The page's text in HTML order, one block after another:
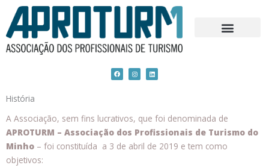
content
F
a
c
I
n
s
m
L
i
n
História
A Associação, sem fins lucrativos, que foi denominada de
APROTURM – Associação dos Profissionais de Turismo do
Minho – foi constituída a 3 de abril de 2019 e tem como
objetivos: